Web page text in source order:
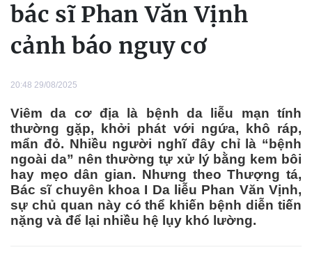
bác sĩ Phan Văn Vịnh
cảnh báo nguy cơ
20:48 29/08/2025
Viêm da cơ địa là bệnh da liễu mạn tính
thường gặp, khởi phát với ngứa, khô ráp,
mẩn đỏ. Nhiều người nghĩ đây chỉ là “bệnh
ngoài da” nên thường tự xử lý bằng kem bôi
hay mẹo dân gian. Nhưng theo Thượng tá,
Bác sĩ chuyên khoa I Da liễu Phan Văn Vịnh,
sự chủ quan này có thể khiến bệnh diễn tiến
nặng và để lại nhiều hệ lụy khó lường.